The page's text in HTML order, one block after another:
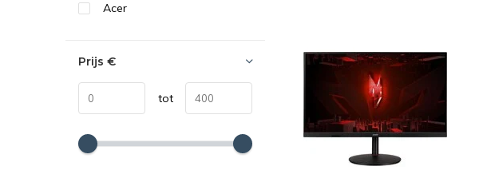
Acer
Prijs €
tot